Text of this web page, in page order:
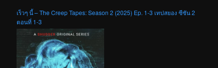
เร็วๆ นี้ – The Creep Tapes: Season 2 (2025) Ep. 1-3 เทปสยอง ซีซัน 2
ตอนที่ 1-3